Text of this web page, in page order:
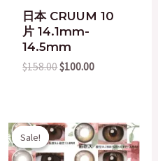
日本 CRUUM 10
片 14.1mm-
14.5mm
$158.00$100.00
Sale!
Sale!
Original
price
was:
Current
price
is: